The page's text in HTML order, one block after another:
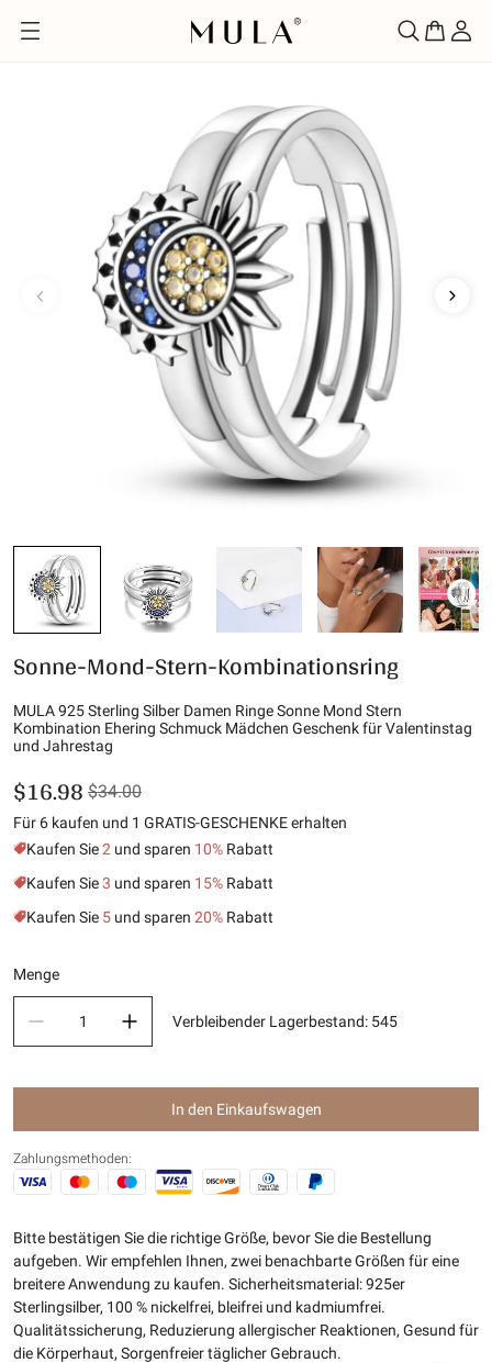
Sonne-Mond-Stern-Kombinationsring
MULA 925 Sterling Silber Damen Ringe Sonne Mond Stern
Kombination Ehering Schmuck Mädchen Geschenk für Valentinstag
und Jahrestag
$16.98 $34.00
Für 6 kaufen und 1 GRATIS-GESCHENKE erhalten
Kaufen Sie2 und sparen 10% Rabatt
Kaufen Sie3 und sparen 15% Rabatt
Kaufen Sie 5 und sparen 20% Rabatt
Menge
Verbleibender Lagerbestand: 545
In den Einkaufswagen
Zahlungsmethoden:
Bitte bestätigen Sie die richtige Größe, bevor Sie die Bestellung
aufgeben. Wir empfehlen Ihnen, zwei benachbarte Größen für eine
breitere Anwendung zu kaufen. Sicherheitsmaterial: 925er
Sterlingsilber, 100 % nickelfrei, bleifrei und kadmiumfrei.
Qualitätssicherung, Reduzierung allergischer Reaktionen, Gesund für
die Körperhaut, Sorgenfreier täglicher Gebrauch.